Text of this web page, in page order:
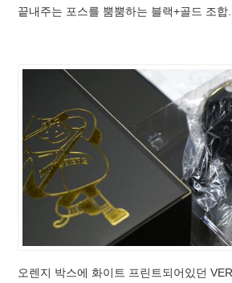
끝내주는 포스를 뿜뿜하는 블랙+골드 조합.
오렌지 박스에 화이트 프린트되어있던